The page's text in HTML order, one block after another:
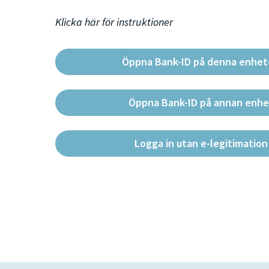
Klicka här för instruktioner
Öppna Bank-ID på denna
Öppna Bank-ID på annan
Logga in utan e-legitimation